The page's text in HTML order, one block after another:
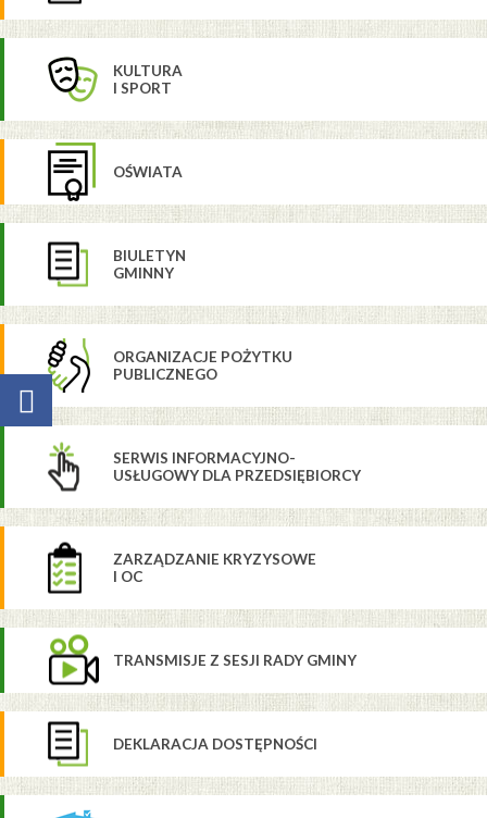
KULTURA
I SPORT
OŚWIATA
BIULETYN
GMINNY
ORGANIZACJE POŻYTKU
PUBLICZNEGO
SERWIS INFORMACYJNO-
USŁUGOWY DLA PRZEDSIĘBIORCY
ZARZĄDZANIE KRYZYSOWE
I OC
TRANSMISJE Z SESJI RADY GMINY
DEKLARACJA DOSTĘPNOŚCI